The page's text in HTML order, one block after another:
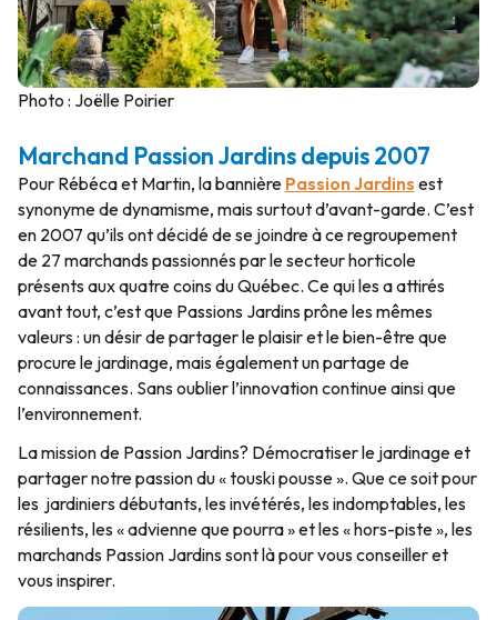
Photo : Joëlle Poirier
Marchand Passion Jardins depuis 2007
Pour Rébéca et Martin, la bannière Passion Jardins est
synonyme de dynamisme, mais surtout d’avant-garde. C’est
en 2007 qu’ils ont décidé de se joindre à ce regroupement
de 27 marchands passionnés par le secteur horticole
présents aux quatre coins du Québec. Ce qui les a attirés
avant tout, c’est que Passions Jardins prône les mêmes
valeurs : un désir de partager le plaisir et le bien-être que
procure le jardinage, mais également un partage de
connaissances. Sans oublier l’innovation continue ainsi que
l’environnement.
La mission de Passion Jardins? Démocratiser le jardinage et
partager notre passion du « touski pousse ». Que ce soit pour
les jardiniers débutants, les invétérés, les indomptables, les
résilients, les « advienne que pourra » et les « hors-piste », les
marchands Passion Jardins sont là pour vous conseiller et
vous inspirer.